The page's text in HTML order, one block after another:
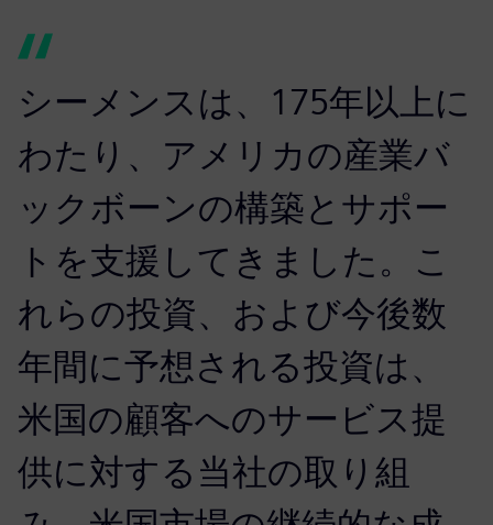
シーメンスは、175年以上に
わたり、アメリカの産業バ
ックボーンの構築とサポー
トを支援してきました。こ
れらの投資、および今後数
年間に予想される投資は、
米国の顧客へのサービス提
供に対する当社の取り組